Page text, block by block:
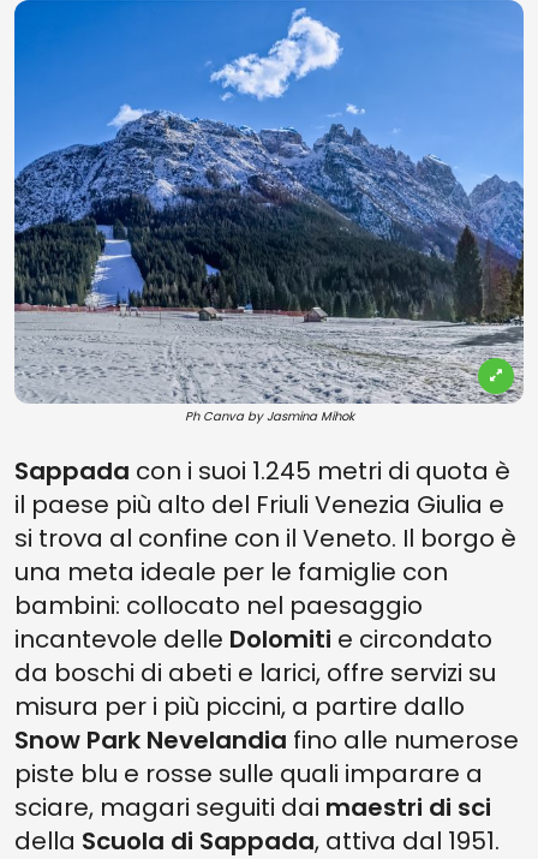
Ph Canva by Jasmina Mihok
Sappada con i suoi 1.245 metri di quota è
il paese più alto del Friuli Venezia Giulia e
si trova al confine con il Veneto. Il borgo è
una meta ideale per le famiglie con
bambini: collocato nel paesaggio
incantevole delle Dolomiti e circondato
da boschi di abeti e larici, offre servizi su
misura per i più piccini, a partire dallo
Snow Park Nevelandia fino alle numerose
piste blu e rosse sulle quali imparare a
sciare, magari seguiti dai maestri di sci
della Scuola di Sappada, attiva dal 1951.